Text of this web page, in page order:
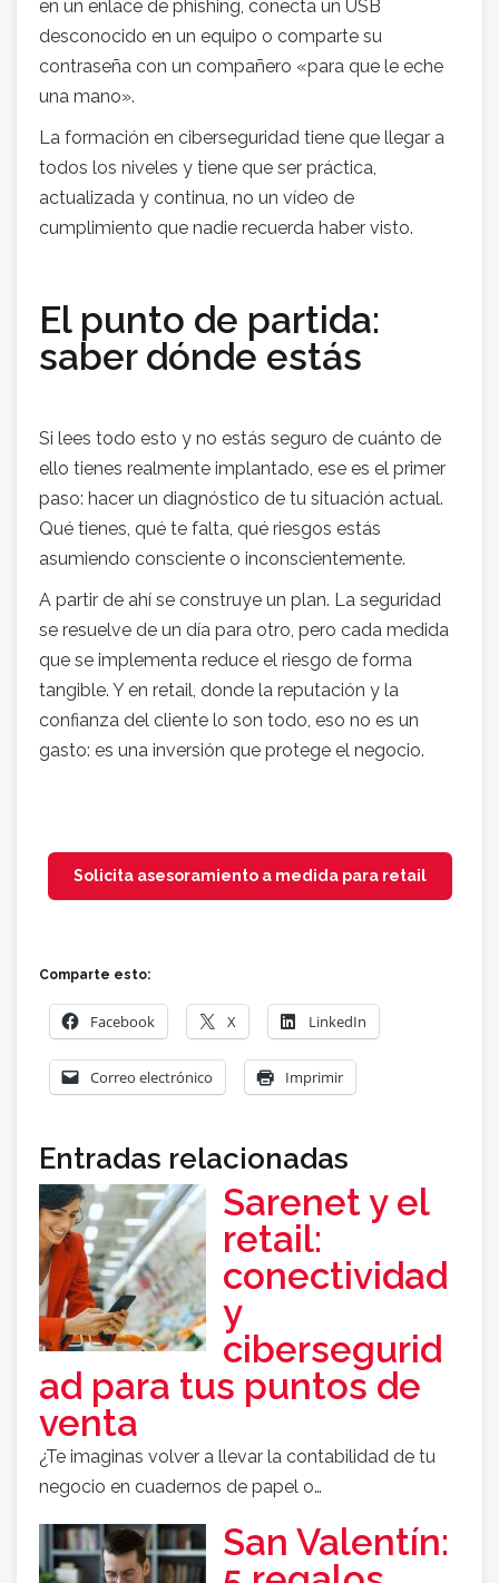
en un enlace de phishing, conecta un USB
desconocido en un equipo o comparte su
contraseña con un compañero «para que le eche
una mano».
La formación en ciberseguridad tiene que llegar a
todos los niveles y tiene que ser práctica,
actualizada y continua, no un vídeo de
cumplimiento que nadie recuerda haber visto.
El punto de partida:
saber dónde estás
Si lees todo esto y no estás seguro de cuánto de
ello tienes realmente implantado, ese es el primer
paso: hacer un diagnóstico de tu situación actual.
Qué tienes, qué te falta, qué riesgos estás
asumiendo consciente o inconscientemente.
A partir de ahí se construye un plan. La seguridad
se resuelve de un día para otro, pero cada medida
que se implementa reduce el riesgo de forma
tangible. Y en retail, donde la reputación y la
confianza del cliente lo son todo, eso no es un
gasto: es una inversión que protege el negocio.
Solicita asesoramiento a medida para retail
Comparte esto:
Facebook X LinkedIn
Correo electrónico Imprimir
Entradas relacionadas
Sarenet y el
retail:
conectividad
y
cibersegurid
ad para tus puntos de
venta
¿Te imaginas volver a llevar la contabilidad de tu
negocio en cuadernos de papel o…
San Valentín: